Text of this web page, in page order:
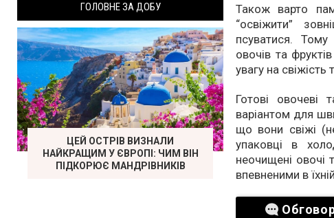
Також варто
“освіжити”
псуватися.
овочів та
увагу на свіжість
Готові овочеві
варіантом для
що вони свіжі
упаковці в
неочищені овочі
впевненими в
ГОЛОВНЕ ЗА ДОБУ
ЦЕЙ ОСТРІВ ВИЗНАЛИ
НАЙКРАЩИМ У ЄВРОПІ: ЧИМ ВІН
ПІДКОРЮЄ МАНДРІВНИКІВ